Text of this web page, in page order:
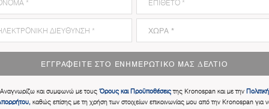
ΕΓΓΡΑΦΕΊΤΕ ΣΤΟ ΕΝΗΜΕΡΩΤΙΚΌ ΜΑΣ ΔΕΛΤΊΟ
Αναγνωρίζω και συμφωνώ με τους Όρους και Προϋποθέσειςτης Kronospan και με την Πολιτική
καθώς επίσης με τη χρήση των στοιχείων επικοινωνίας μου από την Kronospan για